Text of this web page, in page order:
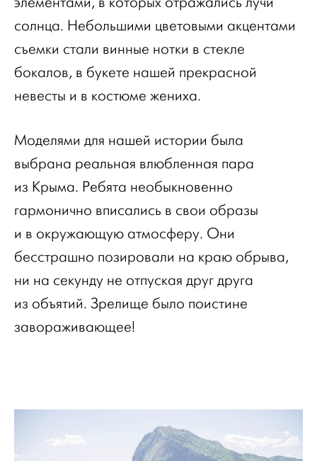
солнца. Небольшими цветовыми акцентами
съемки стали винные нотки в стекле
бокалов, в букете нашей прекрасной
невесты и в костюме жениха.
Моделями для нашей истории была
выбрана реальная влюбленная пара
из Крыма. Ребята необыкновенно
гармонично вписались в свои образы
и в окружающую атмосферу. Они
бесстрашно позировали на краю обрыва,
ни на секунду не отпуская друг друга
из объятий. Зрелище было поистине
завораживающее!